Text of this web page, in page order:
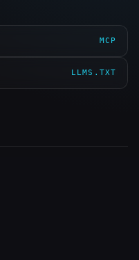
MCP
LLMS.TXT